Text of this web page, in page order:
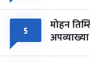
५ मोहन